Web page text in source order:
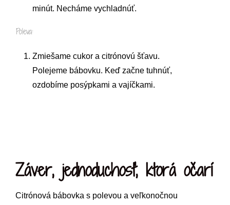
minút. Necháme vychladnúť.
Poleva:
Zmiešame cukor a citrónovú šťavu.
Polejeme bábovku. Keď začne tuhnúť,
ozdobíme posýpkami a vajíčkami.
Záver, jednoduchosť, ktorá očarí
Citrónová bábovka s polevou a veľkonočnou